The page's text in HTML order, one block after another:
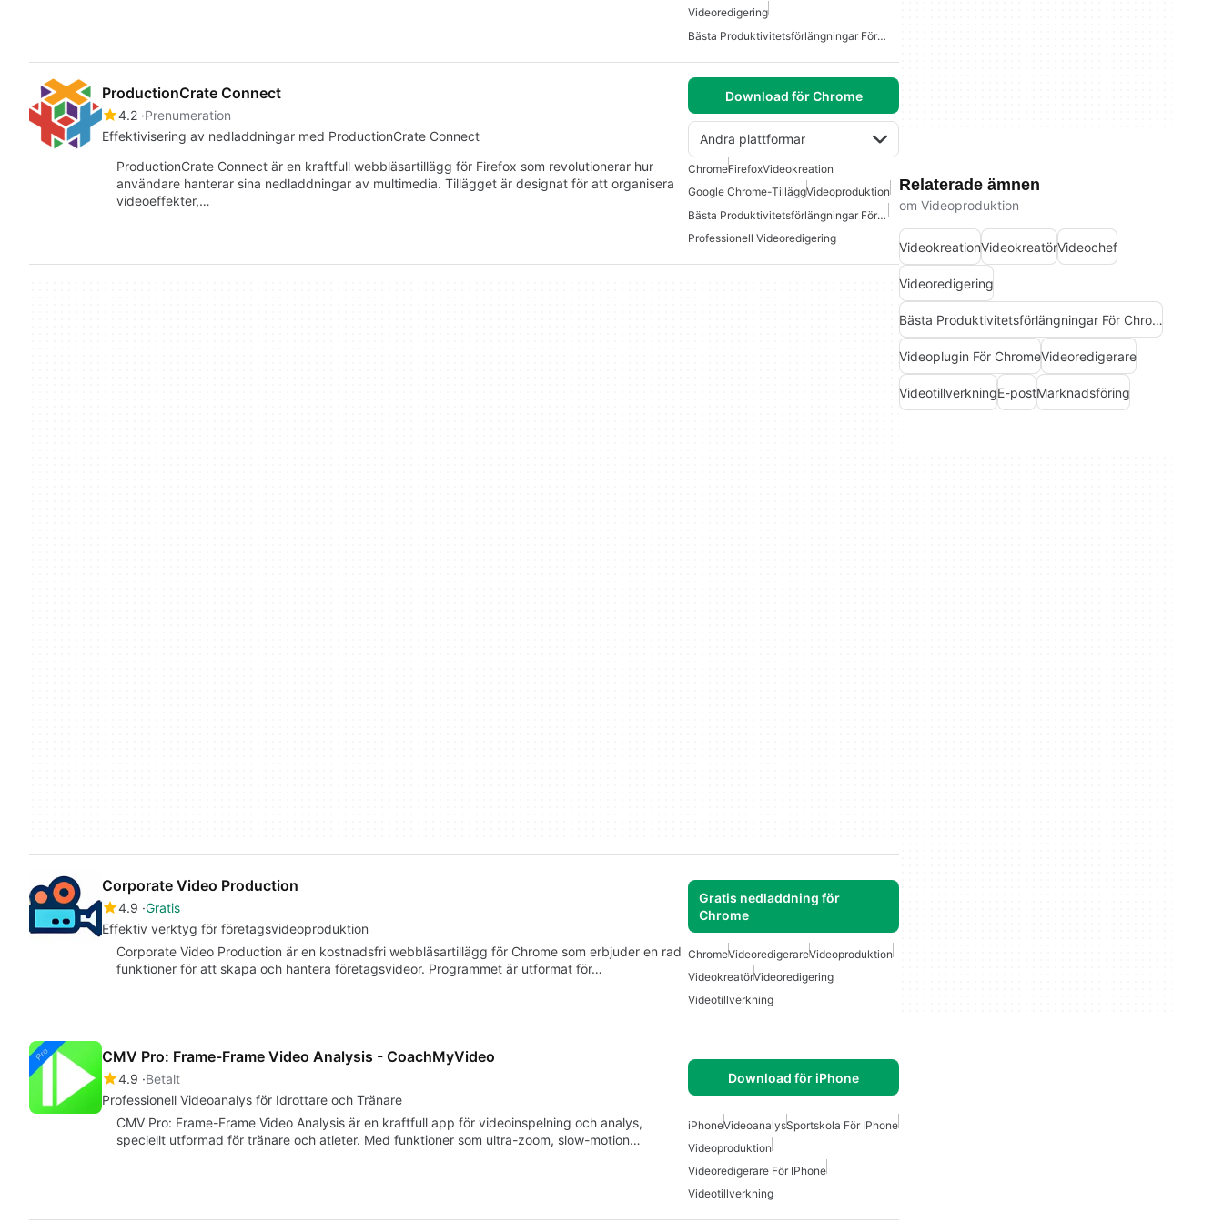
Videoredigering
Bästa Produktivitetsförlängningar För Chrome
ProductionCrate Connect
4.2 Prenumeration
Effektivisering av nedladdningar med ProductionCrate Connect
Download för Chrome
Andra plattformar
ProductionCrate Connect är en kraftfull webbläsartillägg för Firefox som revolutionerar hur
användare hanterar sina nedladdningar av multimedia. Tillägget är designat för att organisera
videoeffekter,…
ChromeFirefoxVideokreation
Google Chrome-TilläggVideoproduktion
Bästa Produktivitetsförlängningar För Chrome
Professionell Videoredigering
Corporate Video Production
4.9 Gratis
Effektiv verktyg för företagsvideoproduktion
Gratis nedladdning för
Chrome
Corporate Video Production är en kostnadsfri webbläsartillägg för Chrome som erbjuder en rad
funktioner för att skapa och hantera företagsvideor. Programmet är utformat för…
ChromeVideoredigerareVideoproduktion
VideokreatörVideoredigering
Videotillverkning
CMV Pro: Frame-Frame Video Analysis - CoachMyVideo
4.9 Betalt
Professionell Videoanalys för Idrottare och Tränare
Download för iPhone
CMV Pro: Frame-Frame Video Analysis är en kraftfull app för videoinspelning och analys,
speciellt utformad för tränare och atleter. Med funktioner som ultra-zoom, slow-motion…
iPhoneVideoanalysSportskola För IPhone
Videoproduktion
Videoredigerare För IPhone
Videotillverkning
Relaterade ämnen
om Videoproduktion
VideokreationVideokreatörVideochef
Videoredigering
Bästa Produktivitetsförlängningar För Chrome
Videoplugin För ChromeVideoredigerare
VideotillverkningE-postMarknadsföring